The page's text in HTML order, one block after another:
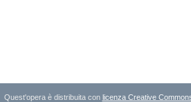
Quest'opera è distribuita con licenza Creative